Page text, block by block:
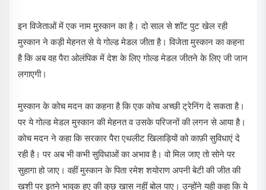
इन विजेताओं में एक नाम मुस्कान का है। दो साल से शॉट पुट खेल रही
मुस्कान ने कड़ी मेहनत से ये गोल्ड मेडल जीता है। विजेता मुस्कान का कहना
है कि अब वह पैरा ओलंपिक में देश के लिए गोल्ड मेडल जीतने के लिए जी जान
लगाएगी।
मुस्कान के कोच मदन का कहना है कि एक कोच अच्छी ट्रेनिंग दे सकता है।
पर ये गोल्ड मेडल मुस्कान की मेहनत व उसके परिजनों की लगन से आया है।
कोच मदन ने कहा कि सरकार पैरा एथलीट खिलाड़ियों को काफ़ी सुविधाएं दे
रही है। पर अब भी कभी सुविधाओं का अभाव है। वो मिल जाए तो सोने पर
सुहागा हो जाए। वहीं मुस्कान के पिता रमेश शयोराण अपनी बेटी की जीत की
ख़ुशी पर इतने भावुक हुए की कुछ ख़ास नहीं बोल पाए। उन्होंने यही कहा कि ये